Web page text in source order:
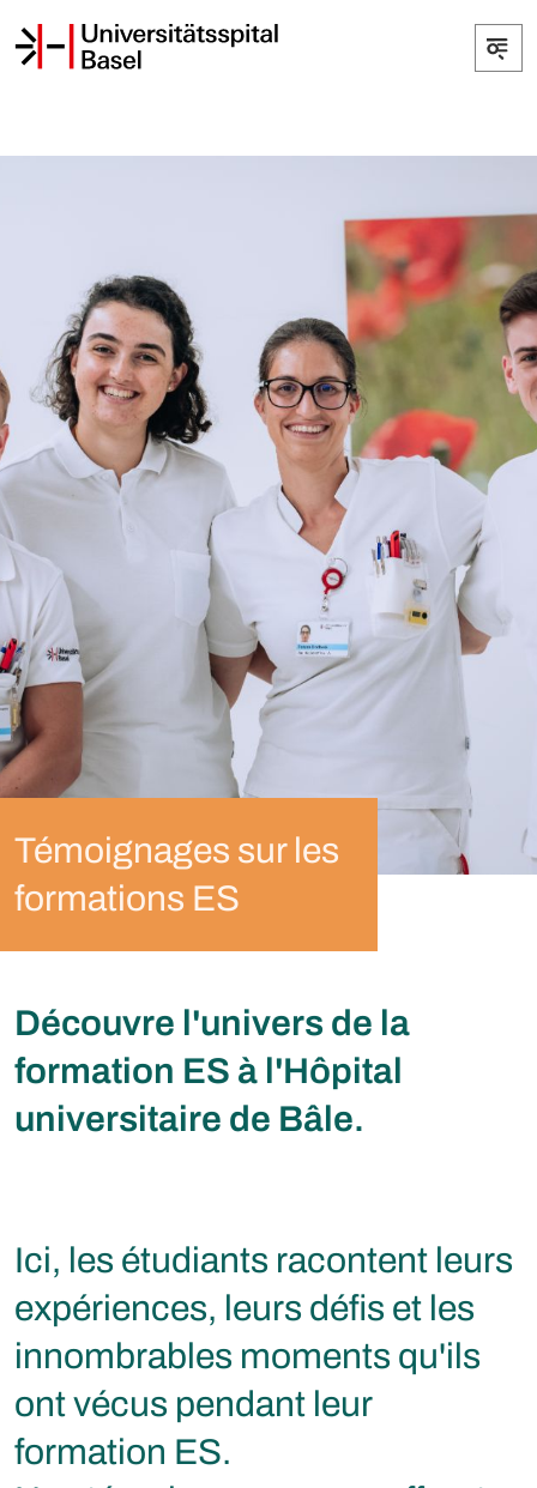
Témoignages sur les
formations ES
Découvre l'univers de la
formation ES à l'Hôpital
universitaire de Bâle.
Ici, les étudiants racontent leurs
expériences, leurs défis et les
innombrables moments qu'ils
ont vécus pendant leur
formation ES.